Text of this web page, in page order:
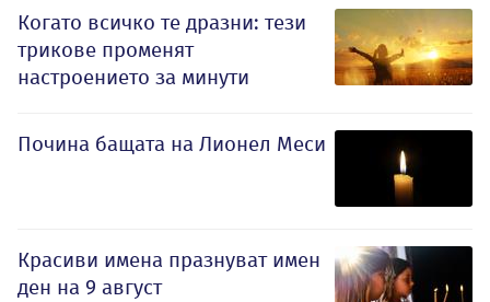
Когато всичко те дразни: тези
трикове променят
настроението за минути
Почина бащата на Лионел Меси
Красиви имена празнуват имен
ден на 9 август